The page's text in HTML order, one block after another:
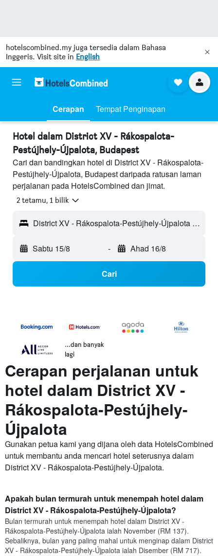
hotelscombined.my juga tersedia dalam Bahasa
Inggeris. Visit site in English
Cerapan Tempat Penginapan
Hotel dalam District XV - Rákospalota-
Pestújhely-Újpalota, Budapest
Cari dan bandingkan hotel di District XV - Rákospalota-
Pestújhely-Újpalota, Budapest daripada ratusan laman
perjalanan pada HotelsCombined dan jimat.
2 tetamu, 1 bilik
District XV - Rákospalota-Pestújhely-Újpalota - Budapest, Hungary
Sabtu 15/8 - Ahad 16/8
Cari
...dan banyak
lagi
Cerapan perjalanan untuk
hotel dalam District XV -
Rákospalota-Pestújhely-
Újpalota
Gunakan petua kami yang dijana oleh data HotelsCombined
untuk membantu anda mencari hotel seterusnya dalam
District XV - Rákospalota-Pestújhely-Újpalota.
Apakah bulan termurah untuk menempah hotel dalam
District XV - Rákospalota-Pestújhely-Újpalota?
Bulan termurah untuk menempah hotel dalam District XV -
Rákospalota-Pestújhely-Újpalota ialah November (RM 137).
Sebaliknya, bulan yang paling mahal untuk menginap dalam District
XV - Rákospalota-Pestújhely-Újpalota ialah Disember (RM 717).